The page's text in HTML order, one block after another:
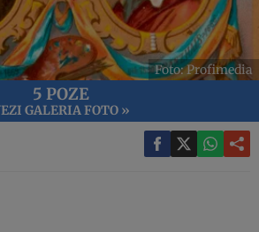
Foto: Profimedia
5 POZE
GALERIA FOTO »